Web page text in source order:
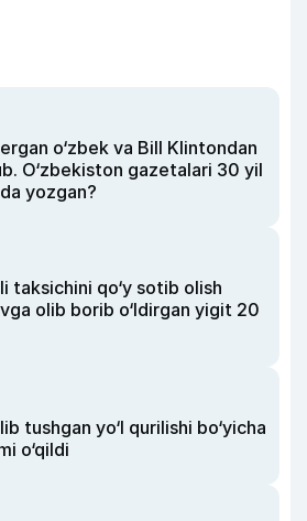
o‘zbek va Bill Klintondan
O‘zbekiston gazetalari 30 yil
yozgan?
taksichini qo‘y sotib olish
olib borib o‘ldirgan yigit 20
tushgan yo‘l qurilishi bo‘yicha
o‘qildi